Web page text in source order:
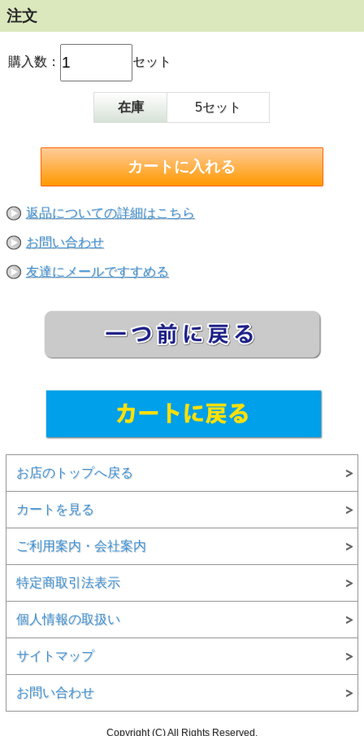
注文
購入数： セット
在庫 5セット
返品についての詳細はこちら
お問い合わせ
友達にメールですすめる
お店のトップへ戻る
カートを見る
ご利用案内・会社案内
特定商取引法表示
個人情報の取扱い
サイトマップ
お問い合わせ
Copyright (C) All Rights Reserved.